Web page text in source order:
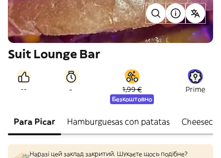
Suit Lounge Bar
-- - 1,99 €
Безкоштовно
Prime
Para Picar Hamburguesas con patatas
Наразі цей заклад закритий. Шукаєте щось подібне?